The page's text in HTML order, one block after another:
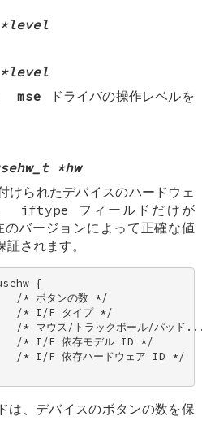
、mse ドライバの操作レベルを
*hw
けられたデバイスのハードウェ
iftype フィールドだけが
バージョンによって正確な値
されます。
{
/* ボタンの数 */
/* I/F タイプ */
/* マウス/トラックボール/パッド
/* I/F 依存モデル ID */
/* I/F 依存ハードウェア ID */
は、デバイスのボタンの数を保